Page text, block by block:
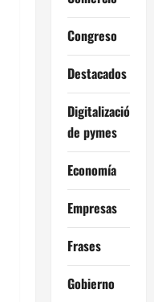
Congreso
Destacados
Digitalización
de pymes
Economía
Empresas
Frases
Gobierno